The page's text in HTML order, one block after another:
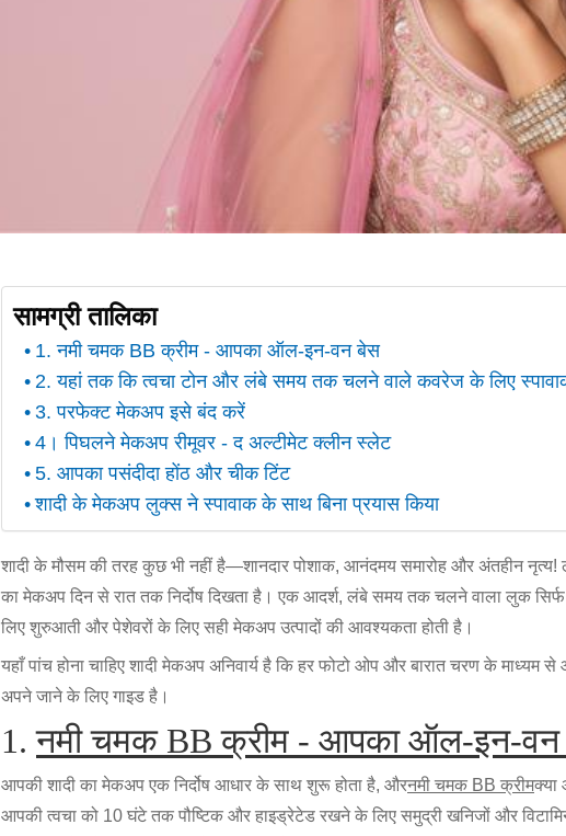
सामग्री तालिका
1. नमी चमक BB क्रीम - आपका ऑल-इन-वन बेस
2. यहां तक कि त्वचा टोन और लंबे समय तक चलने वाले कवरेज के लिए
3. परफेक्ट मेकअप इसे बंद करें
4। पिघलने मेकअप रीमूवर - द अल्टीमेट क्लीन स्लेट
5. आपका पसंदीदा होंठ और चीक टिंट
शादी के मेकअप लुक्स ने स्पावाक के साथ बिना प्रयास किया
शादी के मौसम की तरह कुछ भी नहीं है—शानदार पोशाक, आनंदमय समारोह और अंतहीन
का मेकअप दिन से रात तक निर्दोष दिखता है। एक आदर्श, लंबे समय तक चलने वाला लुक
लिए शुरुआती और पेशेवरों के लिए सही मेकअप उत्पादों की आवश्यकता होती है।
यहाँ पांच होना चाहिए शादी मेकअप अनिवार्य है कि हर फोटो ओप और बारात चरण के
अपने जाने के लिए गाइड है।
1.नमी चमक BB क्रीम - आपका ऑल-इन-
आपकी शादी का मेकअप एक निर्दोष आधार के साथ शुरू होता है, औरनमी चमक BB क्रीमक्या
आपकी त्वचा को 10 घंटे तक पौष्टिक और हाइड्रेटेड रखने के लिए समुद्री खनिजों और